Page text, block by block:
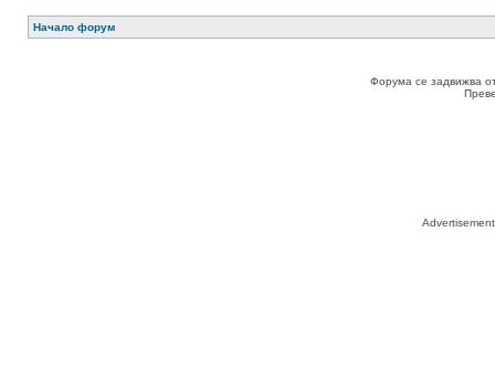
Начало форум
Форума се задвижва